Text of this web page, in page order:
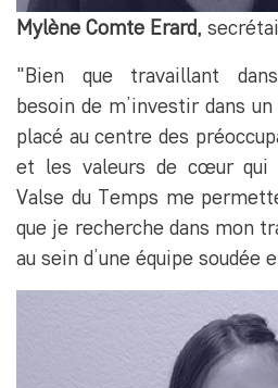
Mylène Comte Erard,
"Bien que travaillant
besoin de m’investir dans
placé au centre des
et les valeurs de cœur qui
Valse du Temps me
que je recherche dans mon
au sein d’une équipe soudée